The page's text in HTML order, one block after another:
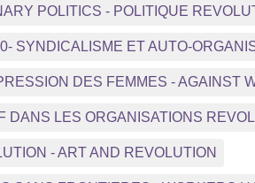
POLITICS - POLITIQUE
SYNDICALISME ET AUTO-
DES FEMMES - AGAINST
DANS LES ORGANISATIONS
- ART AND REVOLUTION